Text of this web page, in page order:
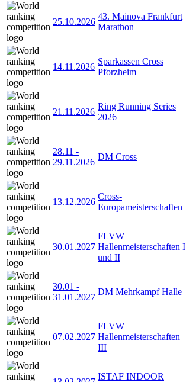
25.10.2026
43. Mainova Frankfurt
Marathon
14.11.2026
Sparkassen Cross
Pforzheim
21.11.2026
Ring Running Series
2026
28.11 -
29.11.2026
DM Cross
13.12.2026
Cross-
Europameisterschaften
30.01.2027
FLVW
Hallenmeisterschaften I
und II
30.01 -
31.01.2027
DM Mehrkampf Halle
07.02.2027
FLVW
Hallenmeisterschaften
III
ISTAF INDOOR